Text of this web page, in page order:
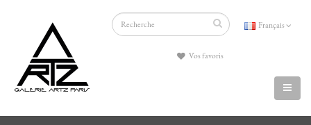
Français
Vos favoris